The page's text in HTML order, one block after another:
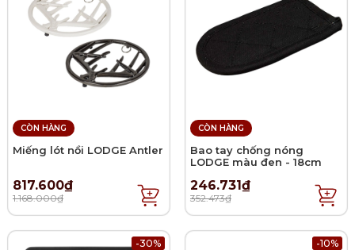
CÒN HÀNG
Miếng lót nồi LODGE Antler
817.600₫
1.168.000₫
CÒN HÀNG
Bao tay chống nóng
LODGE màu đen - 18cm
246.731₫
352.473₫
-30% -10%